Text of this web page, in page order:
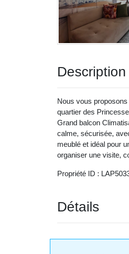
Description
Nous vous proposons
quartier des
Grand balcon
calme, sécurisée,
meublé et idéal pour
organiser une visite,
Propriété ID :
Détails